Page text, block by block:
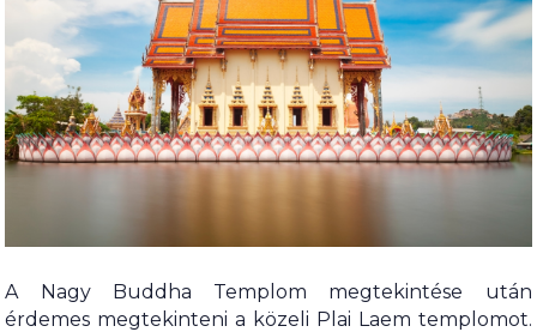
A Nagy Buddha Templom megtekintése után
érdemes megtekinteni a közeli Plai Laem templomot.